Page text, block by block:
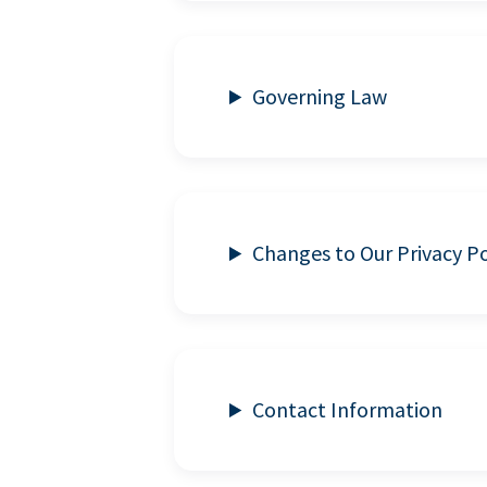
Governing Law
Changes to Our Privacy
Contact Information